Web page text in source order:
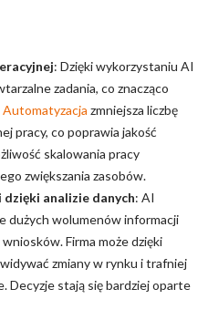
: Dzięki wykorzystaniu AI
zadania, co znacząco
Automatyzacja zmniejsza liczbę
pracy, co poprawia jakość
skalowania pracy
zwiększania zasobów.
analizie danych: AI
dużych wolumenów informacji
Firma może dzięki
zmiany w rynku i trafniej
Decyzje stają się bardziej oparte